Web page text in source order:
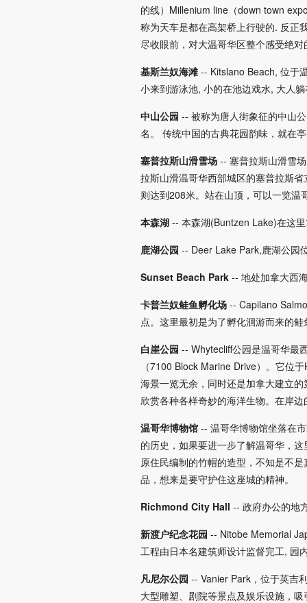
的线）Millenium line（down town
称为天车是都在高架桥上行驶的. 反正
尽收眼前，对大温哥华区整个感受绝
基斯兰奴海滩 -- Kitslano Beach, 位于
小来到游泳池, 小的在池边戏水, 大人
中山公园 -- 被称为唐人街象征的中山
名。 传统中国的古典花园韵味，就在
塞普拉斯山滑雪场 -- 塞普拉斯山滑雪
拉斯山滑温哥华西部城区的塞普拉斯
则达到208米。站在山顶，可以一览
本森湖 -- 本森湖(Buntzen Lake)在这
鹿湖公园 -- Deer Lake Park,鹿湖公园
Sunset Beach Park -- 地处加拿大西
卡普兰奴鲑鱼孵化场 -- Capilano
点。这里最初是为了孵化洄游而来的
白崖公园 -- Whytecliff公园是温哥华最
（7100 Block Marine Drive）。它位
海景一览无余，同时还是加拿大建立
欣赏各种各样奇妙的海洋生物。在岸
温哥华博物馆 -- 温哥华博物馆坐落在
的历史，如果要进一步了解温哥华，
原住民编制的竹帽的造型，不知是不
品，想来是要守护住这座城的精神。
Richmond City Hall -- 政府办公的地
新渡户纪念花园 -- Nitobe Memorial
工程由日本名建筑师设计监督完工, 园
凡尼尔公园 -- Vanier Park，位于英吉
大型雕塑、剧院等景点及娱乐设施，